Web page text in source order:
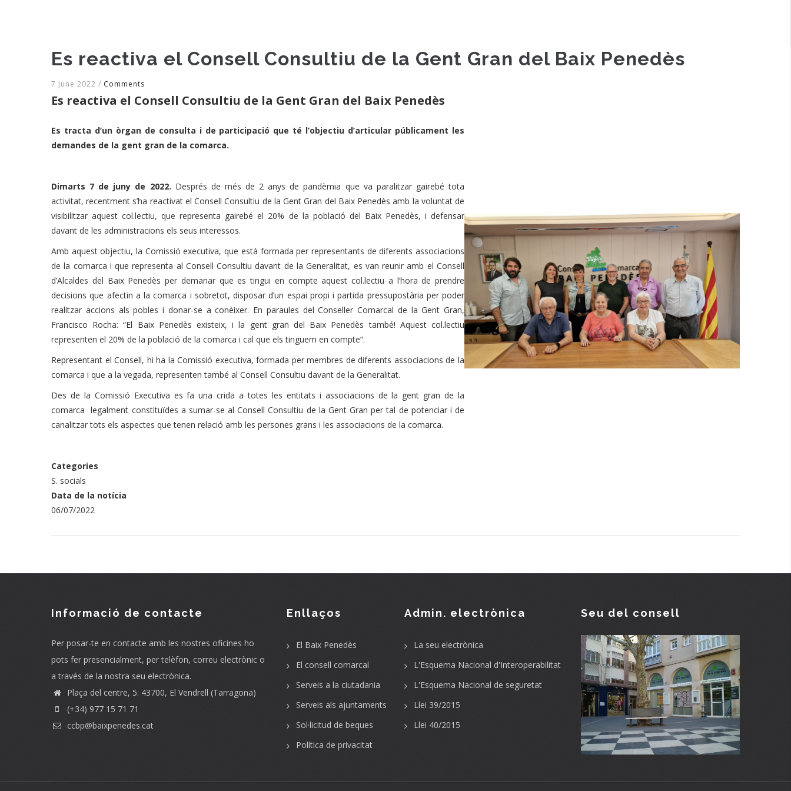
Es reactiva el Consell Consultiu de la Gent Gran del Baix Penedès
7 June 2022 / Comments
Es reactiva el Consell Consultiu de la Gent Gran del Baix Penedès
Es tracta d’un òrgan de consulta i de participació que té l’objectiu d’articular públicament les
demandes de la gent gran de la comarca.
Dimarts 7 de juny de 2022. Després de més de 2 anys de pandèmia que va paralitzar gairebé tota
activitat, recentment s’ha reactivat el Consell Consultiu de la Gent Gran del Baix Penedès amb la voluntat de
visibilitzar aquest col.lectiu, que representa gairebé el 20% de la població del Baix Penedès, i defensar
davant de les administracions els seus interessos.
Amb aquest objectiu,la Comissió executiva, que està formada per representants de diferents associacions
de la comarca i que representa al Consell Consultiu davant de la Generalitat, es van reunir amb el Consell
d’Alcaldes del Baix Penedès per demanar que es tingui en compte aquest col.lectiu a l’hora de prendre
decisions que afectin a la comarca i sobretot, disposar d’un espai propi i partida pressupostària per poder
realitzar accions als pobles i donar-se a conèixer. En paraules del Conseller Comarcal de la Gent Gran,
Francisco Rocha: “El Baix Penedès existeix, i la gent gran del Baix Penedès també! Aquest col.lectiu
representen el 20% de la població de la comarca i cal que els tinguem en compte”.
Representant el Consell, hi ha la Comissió executiva, formada per membres de diferents associacions de la
comarca i que a la vegada, representen també al Consell Consultiu davant de la Generalitat.
Des de la Comissió Executiva es fa una crida a totes les entitats i associacions de la gent gran de la
comarca legalment constituïdes a sumar-se al Consell Consultiu de la Gent Gran per tal de potenciar i de
canalitzar tots els aspectes que tenen relació amb les persones grans i les associacions de la comarca.
Categories
S. socials
Data de la notícia
06/07/2022
Informació de contacte
Per posar-te en contacte amb les nostres oficines ho
pots fer presencialment, per telèfon, correu electrònic o
a través de la nostra seu electrònica.
Plaça del centre, 5. 43700, El Vendrell (Tarragona)
(+34) 977 15 71 71
ccbp@baixpenedes.cat
Enllaços
El Baix Penedès
El consell comarcal
Serveis a la ciutadania
Serveis als ajuntaments
Sol·licitud de beques
Política de privacitat
Admin. electrònica
La seu electrònica
L'Esquema Nacional d'Interoperabilitat
L'Esquema Nacional de seguretat
Llei 39/2015
Llei 40/2015
Seu del consell